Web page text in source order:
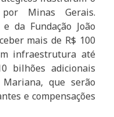
Minas Gerais.
da Fundação João
mais de R$ 100
infraestrutura até
bilhões adicionais
que serão
e compensações